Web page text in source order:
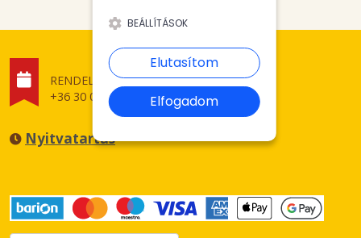
RENDELÉSFELVÉTEL
+36 30 075 0757
Nyitvatartás
BEÁLLÍTÁSOK
Elutasítom
Elfogadom